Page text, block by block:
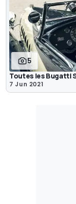
5
Toutes les Bugatti
7 Jun 2021